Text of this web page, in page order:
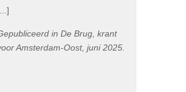
in De Brug, krant
Amsterdam-Oost, juni 2025.